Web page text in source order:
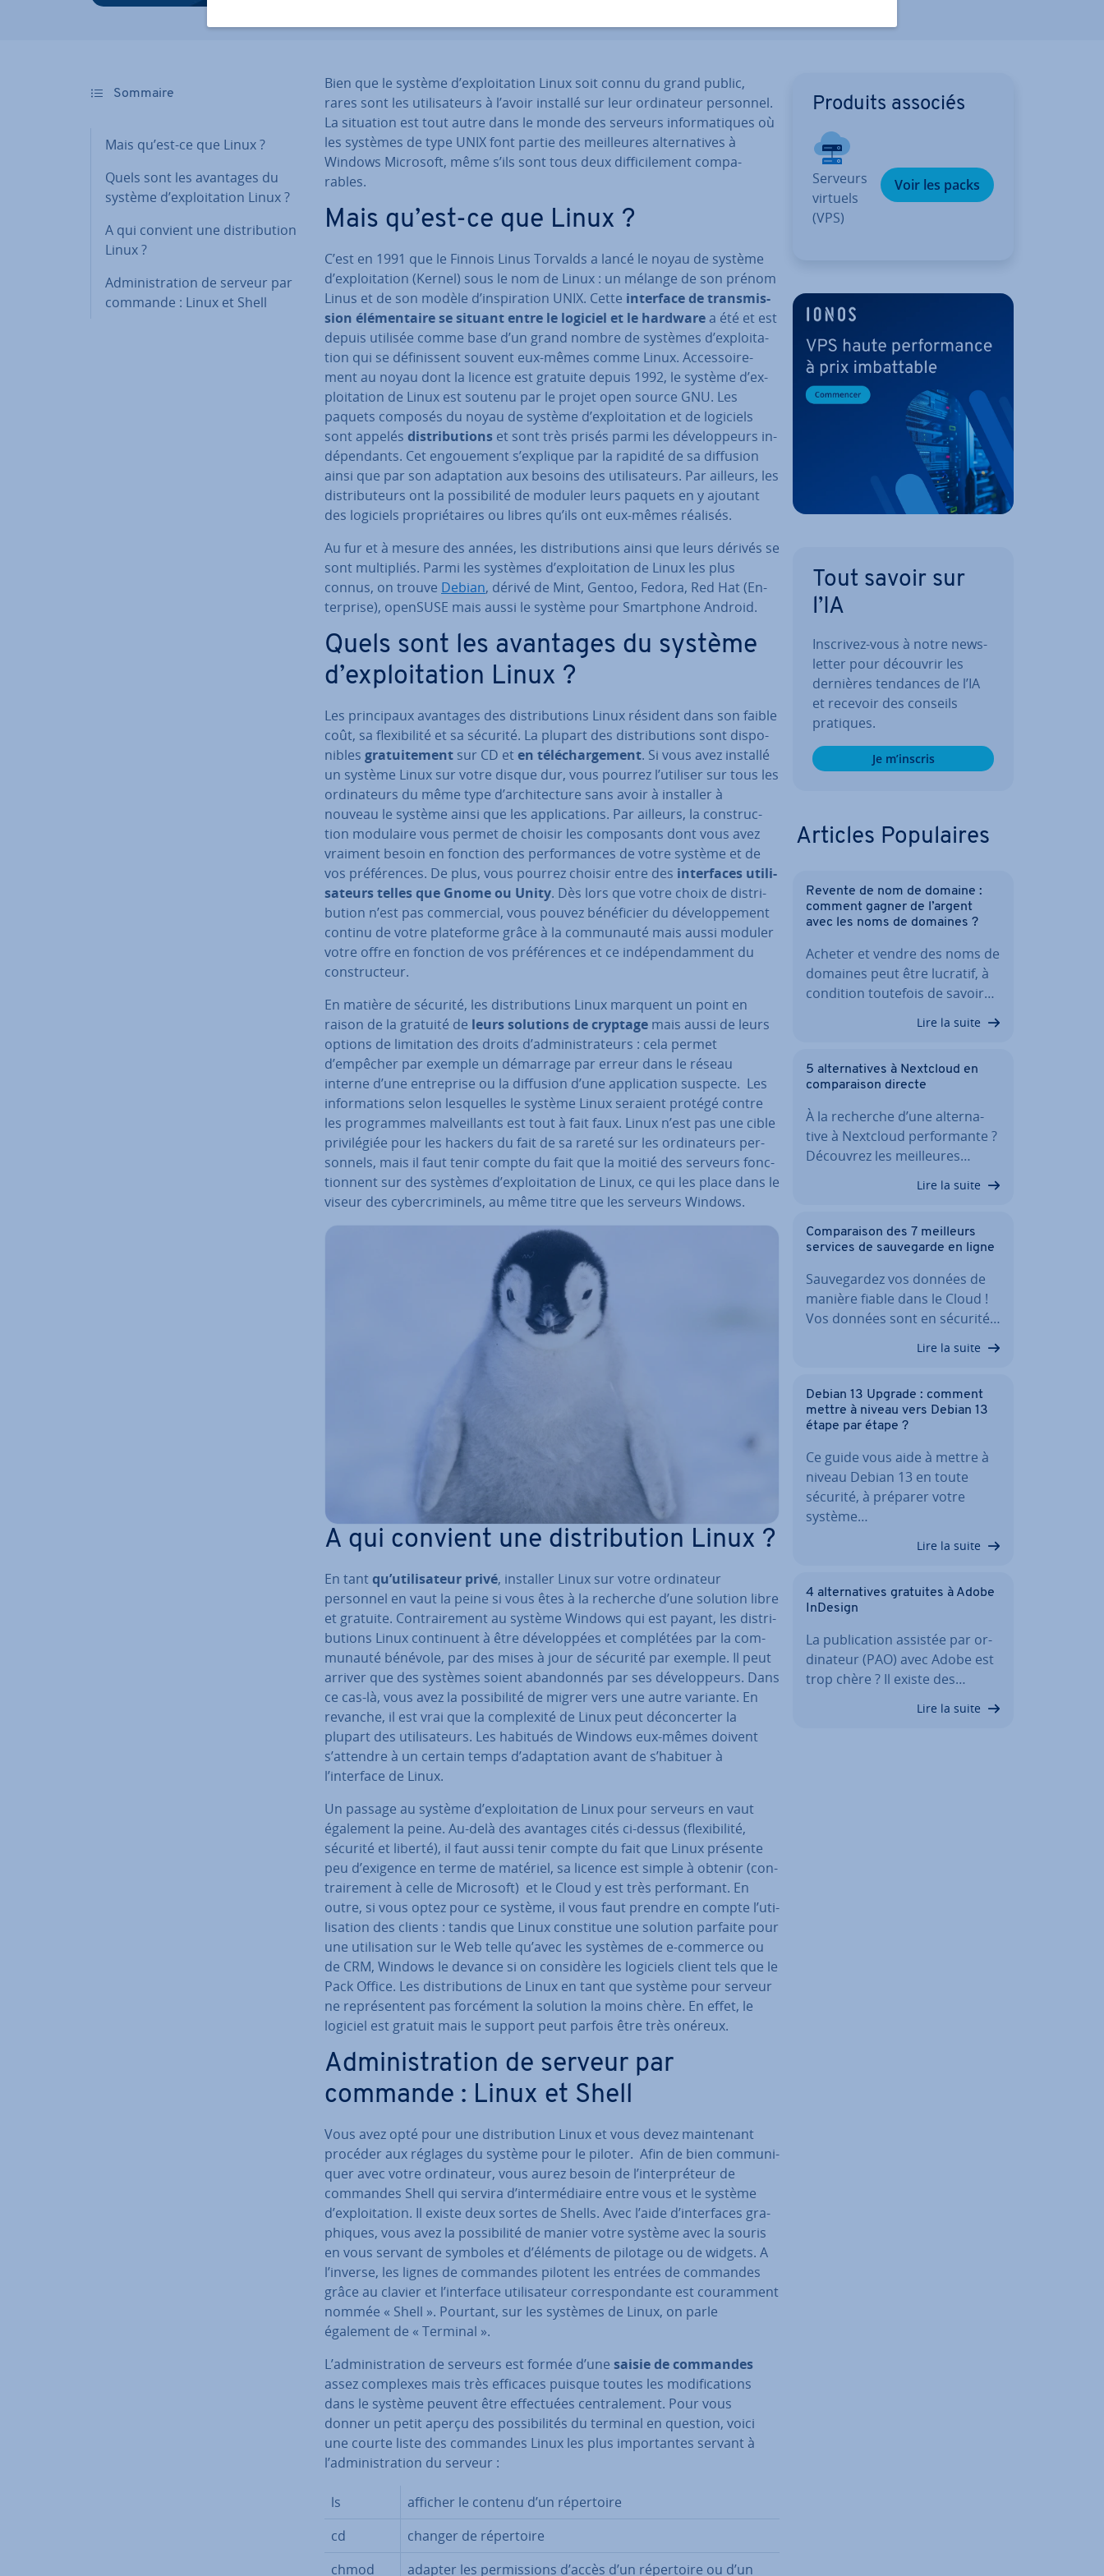
Sommaire
Mais qu’est-ce que Linux ?
Quels sont les avantages du
système d’ex­ploi­ta­tion Linux ?
A qui convient une dis­tri­bu­tion
Linux ?
Ad­mi­nis­tra­tion de serveur par
commande : Linux et Shell
Bien que le système d’ex­ploi­ta­tion Linux soit connu du grand public,
rares sont les uti­li­sa­teurs à l’avoir installé sur leur or­di­na­teur personnel.
La situation est tout autre dans le monde des serveurs in­for­ma­tiques où
les systèmes de type UNIX font partie des meil­leures al­ter­na­tives à
Windows Microsoft, même s’ils sont tous deux dif­fi­ci­le­ment com­pa­
rables.
Mais qu’est-ce que Linux ?
C’est en 1991 que le Finnois Linus Torvalds a lancé le noyau de système
d’ex­ploi­ta­tion (Kernel) sous le nom de Linux : un mélange de son prénom
Linus et de son modèle d’ins­pi­ra­tion UNIX. Cette interface de trans­mis­
sion élé­men­taire se situant entre le logiciel et le hardwarea été et est
depuis utilisée comme base d’un grand nombre de systèmes d’ex­ploi­ta­
tion qui se dé­fi­nis­sent souvent eux-mêmes comme Linux. Ac­ces­soi­re­
ment au noyau dont la licence est gratuite depuis 1992, le système d’ex­
ploi­ta­tion de Linux est soutenu par le projet open source GNU. Les
paquets composés du noyau de système d’ex­ploi­ta­tion et de logiciels
sont appelés dis­tri­bu­tions et sont très prisés parmi les dé­ve­lop­peurs in­
dé­pen­dants. Cet en­goue­ment s’explique par la rapidité de sa diffusion
ainsi que par son adap­ta­tion aux besoins des uti­li­sa­teurs. Par ailleurs, les
dis­tri­bu­teurs ont la pos­si­bi­lité de moduler leurs paquets en y ajoutant
des logiciels pro­prié­taires ou libres qu’ils ont eux-mêmes réalisés.
Au fur et à mesure des années, les dis­tri­bu­tions ainsi que leurs dérivés se
sont mul­ti­pliés. Parmi les systèmes d’ex­ploi­ta­tion de Linux les plus
connus, on trouve Debian, dérivé de Mint, Gentoo, Fedora, Red Hat (En­
ter­prise), openSUSE mais aussi le système pour Smart­phone Android.
Quels sont les avantages du système
d’ex­ploi­ta­tion Linux ?
Les prin­ci­paux avantages des dis­tri­bu­tions Linux résident dans son faible
coût, sa flexi­bi­lité et sa sécurité. La plupart des dis­tri­bu­tions sont dis­po­
nibles gra­tui­te­ment sur CD eten té­lé­char­ge­ment. Si vous avez installé
un système Linux sur votre disque dur, vous pourrez l’utiliser sur tous les
or­di­na­teurs du même type d’ar­chi­tec­ture sans avoir à installer à
nouveau le système ainsi que les ap­pli­ca­tions. Par ailleurs, la cons­truc­
tion modulaire vous permet de choisir les com­po­sants dont vous avez
vraiment besoin en fonction des per­for­mances de votre système et de
vos pré­fé­rences. De plus, vous pourrez choisir entre des in­ter­faces uti­li­
sa­teurs telles que Gnome ou Unity. Dès lors que votre choix de dis­tri­
bu­tion n’est pas com­mer­cial, vous pouvez bé­né­fi­cier du dé­ve­lop­pe­ment
continu de votre pla­te­forme grâce à la com­mu­nauté mais aussi moduler
votre offre en fonction de vos pré­fé­rences et ce in­dé­pen­dam­ment du
cons­truc­teur.
En matière de sécurité, les dis­tri­bu­tions Linux marquent un point en
raison de la gratuité de leurs solutions de cryptage mais aussi de leurs
options de li­mi­ta­tion des droits d’ad­mi­nis­tra­teurs : cela permet
d’empêcher par exemple un démarrage par erreur dans le réseau
interne d’une en­tre­prise ou la diffusion d’une ap­pli­ca­tion suspecte. Les
in­for­ma­tions selon les­quelles le système Linux seraient protégé contre
les pro­grammes mal­veil­lants est tout à fait faux. Linux n’est pas une cible
pri­vi­lé­giée pour les hackers du fait de sa rareté sur les or­di­na­teurs per­
son­nels, mais il faut tenir compte du fait que la moitié des serveurs fonc­
tion­nent sur des systèmes d’ex­ploi­ta­tion de Linux, ce qui les place dans le
viseur des cy­ber­cri­mi­nels, au même titre que les serveurs Windows.
A qui convient une dis­tri­bu­tion Linux ?
En tantqu’uti­li­sa­teur privé, installer Linux sur votre or­di­na­teur
personnel en vaut la peine si vous êtes à la recherche d’une solution libre
et gratuite. Con­trai­re­ment au système Windows qui est payant, les dis­tri­
bu­tions Linux con­ti­nuent à être dé­ve­lop­pées et com­plé­tées par la com­
mu­nauté bénévole, par des mises à jour de sécurité par exemple. Il peut
arriver que des systèmes soient aban­don­nés par ses dé­ve­lop­peurs. Dans
ce cas-là, vous avez la pos­si­bi­lité de migrer vers une autre variante. En
revanche, il est vrai que la com­plexité de Linux peut dé­con­cer­ter la
plupart des uti­li­sa­teurs. Les habitués de Windows eux-mêmes doivent
s’attendre à un certain temps d’adap­ta­tion avant de s’habituer à
l’interface de Linux.
Un passage au système d’ex­ploi­ta­tion de Linux pour serveurs en vaut
également la peine. Au-delà des avantages cités ci-dessus (flexi­bi­lité,
sécurité et liberté), il faut aussi tenir compte du fait que Linux présente
peu d’exigence en terme de matériel, sa licence est simple à obtenir (con­
trai­re­ment à celle de Microsoft) et le Cloud y est très per­for­mant. En
outre, si vous optez pour ce système, il vous faut prendre en compte l’uti­
li­sa­tion des clients : tandis que Linux constitue une solution parfaite pour
une uti­li­sa­tion sur le Web telle qu’avec les systèmes de e-commerce ou
de CRM, Windows le devance si on considère les logiciels client tels que le
Pack Office. Les dis­tri­bu­tions de Linux en tant que système pour serveur
ne re­pré­sen­tent pas forcément la solution la moins chère. En effet, le
logiciel est gratuit mais le support peut parfois être très onéreux.
Ad­mi­nis­tra­tion de serveur par
commande : Linux et Shell
Vous avez opté pour une dis­tri­bu­tion Linux et vous devez main­te­nant
procéder aux réglages du système pour le piloter. Afin de bien com­mu­ni­
quer avec votre or­di­na­teur, vous aurez besoin de l’in­ter­pré­teur de
commandes Shell qui servira d’in­ter­mé­diaire entre vous et le système
d’ex­ploi­ta­tion. Il existe deux sortes de Shells. Avec l’aide d’in­ter­faces gra­
phiques, vous avez la pos­si­bi­lité de manier votre système avec la souris
en vous servant de symboles et d’éléments de pilotage ou de widgets. A
l’inverse, les lignes de commandes pilotent les entrées de commandes
grâce au clavier et l’interface uti­li­sa­teur cor­res­pon­dante est cou­ram­ment
nommée « Shell ». Pourtant, sur les systèmes de Linux, on parle
également de « Terminal ».
L’ad­mi­nis­tra­tion de serveurs est formée d’une saisie de commandes
assez complexes mais très efficaces puisque toutes les mo­di­fi­ca­tions
dans le système peuvent être ef­fec­tuées cen­tra­le­ment. Pour vous
donner un petit aperçu des pos­si­bi­li­tés du terminal en question, voici
une courte liste des commandes Linux les plus im­por­tantes servant à
l’ad­mi­nis­tra­tion du serveur :
ls
afficher le contenu d’un ré­per­toire
cd
changer de ré­per­toire
chmod
adapter les per­mis­sions d’accès d’un ré­per­toire ou d’un
Produits associés
Serveurs
virtuels
(VPS)
Voir les packs
Tout savoir sur
l’IA
Inscrivez-vous à notre news­
let­ter pour découvrir les
dernières tendances de l’IA
et recevoir des conseils
pratiques.
Je m’inscris
Articles Po­pu­laires
Revente de nom de domaine :
comment gagner de l’argent
avec les noms de domaines ?
Acheter et vendre des noms de
domaines peut être lucratif, à
condition toutefois de savoir…
Lire la suite
5 al­ter­na­tives à Nextcloud en
com­pa­rai­son directe
À la recherche d’une al­ter­na­
tive à Nextcloud per­for­mante ?
Découvrez les meil­leures…
Lire la suite
Com­pa­rai­son des 7 meilleurs
services de sau­ve­garde en ligne
Sau­ve­gar­dez vos données de
manière fiable dans le Cloud !
Vos données sont en sécurité…
Lire la suite
Debian 13 Upgrade : comment
mettre à niveau vers Debian 13
étape par étape ?
Ce guide vous aide à mettre à
niveau Debian 13 en toute
sécurité, à préparer votre
système…
Lire la suite
4 al­ter­na­tives gratuites à Adobe
InDesign
La pu­bli­ca­tion assistée par or­
di­na­teur (PAO) avec Adobe est
trop chère ? Il existe des…
Lire la suite